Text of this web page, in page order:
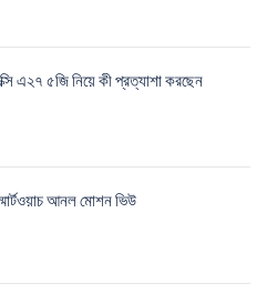
এ২৭ ৫জি নিয়ে কী প্রত্যাশা করছেন
আনল মোশন ভিউ